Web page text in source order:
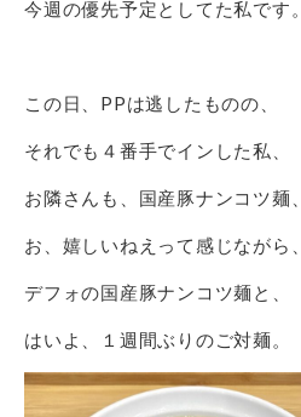
今週の優先予定としてた私です。
この日、PPは逃したものの、
それでも４番手でインした私、
お隣さんも、国産豚ナンコツ麺、
お、嬉しいねえって感じながら、
デフォの国産豚ナンコツ麺と、
はいよ、１週間ぶりのご対麺。